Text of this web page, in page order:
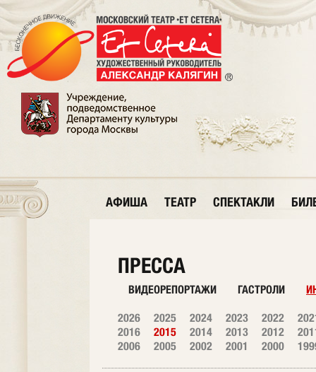
АФИША ТЕАТР СПЕКТАКЛИ
ПРЕССА
ВИДЕОРЕПОРТАЖИ ГАСТРОЛИ
2026 2025 2024 2023 2022
2016
2015 2014 2013 2012
2006
2005 2002 2001 2000